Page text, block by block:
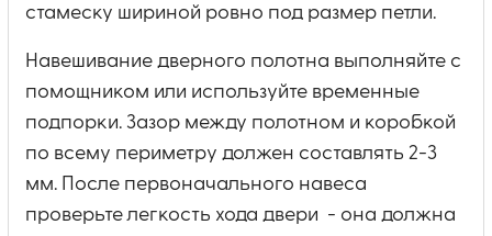
стамеску шириной ровно под размер петли.
Навешивание дверного полотна выполняйте с
помощником или используйте временные
подпорки. Зазор между полотном и коробкой
по всему периметру должен составлять 2-3
мм. После первоначального навеса
проверьте легкость хода двери - она должна